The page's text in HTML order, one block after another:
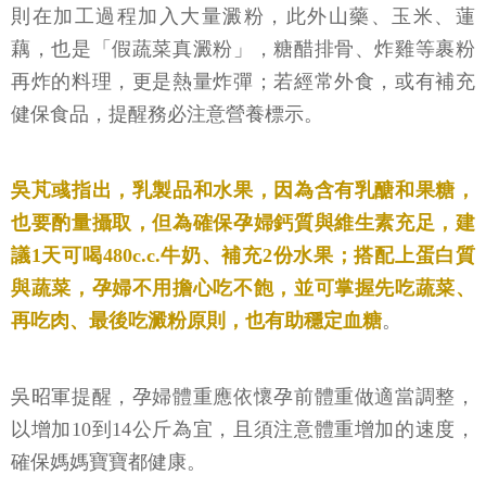
則在加工過程加入大量澱粉，此外山藥、玉米、蓮
藕，也是「假蔬菜真澱粉」，糖醋排骨、炸雞等裹粉
再炸的料理，更是熱量炸彈；若經常外食，或有補充
健保食品，提醒務必注意營養標示。
吳芃彧指出，乳製品和水果，因為含有乳醣和果糖，
也要酌量攝取，但為確保孕婦鈣質與維生素充足，建
議1天可喝480c.c.牛奶、補充2份水果；搭配上蛋白質
與蔬菜，孕婦不用擔心吃不飽，並可掌握先吃蔬菜、
再吃肉、最後吃澱粉原則，也有助穩定血糖。
吳昭軍提醒，孕婦體重應依懷孕前體重做適當調整，
以增加10到14公斤為宜，且須注意體重增加的速度，
確保媽媽寶寶都健康。